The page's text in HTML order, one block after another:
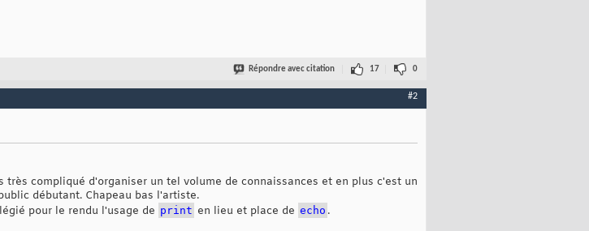
Répondre avec citation 17 0
#2
compliqué d'organiser un tel volume de connaissances et en plus c'est un
débutant. Chapeau bas l'artiste.
pour le rendu l'usage de print en lieu et place de echo .